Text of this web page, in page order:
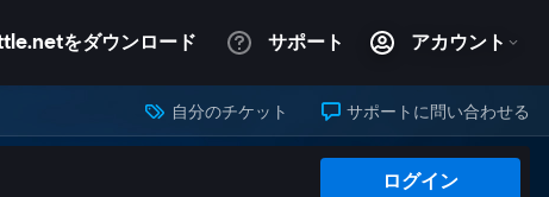
自分のチケット サポートに問い合わせる
ログイン